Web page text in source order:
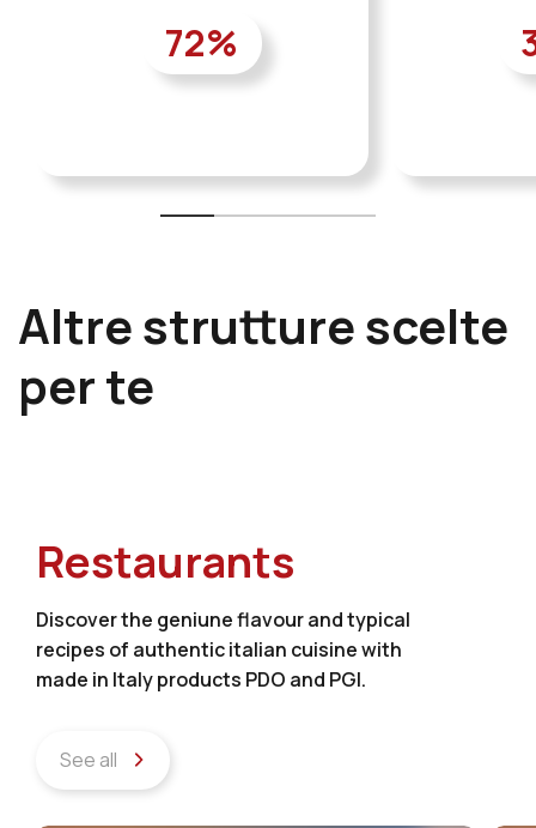
72%
Altre strutture scelte
per te
Restaurants
Discover the geniune flavour and typical
recipes of authentic italian cuisine with
made in Italy products PDO and PGI.
See all